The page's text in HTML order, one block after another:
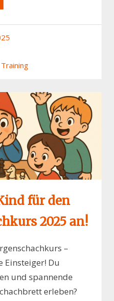
Training
für den
2025 an!
–
Einsteiger! Du
und spannende
erleben?